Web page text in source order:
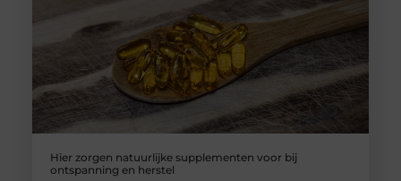
Hier zorgen natuurlijke supplementen voor bij
ontspanning en herstel